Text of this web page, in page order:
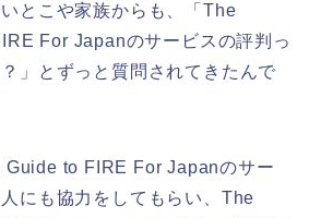
とこや家族からも、「The
For Japanのサービスの評判っ
」とずっと質問されてきたんで
to FIRE For Japanのサー
にも協力をしてもらい、The